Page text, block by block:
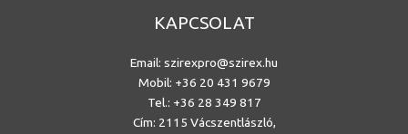
KAPCSOLAT
Email: szirexpro@szirex.hu
Mobil: +36 20 431 9679
Tel.: +36 28 349 817
Cím: 2115 Vácszentlászló,